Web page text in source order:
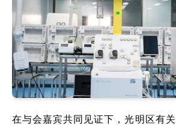
在与会嘉宾共同见证下，光明区有